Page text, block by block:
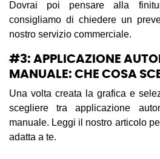
Dovrai poi pensare alla
consigliamo di chiedere un
nostro servizio commerciale.
#3: APPLICAZIONE
MANUALE: CHE COSA
Una volta creata la grafica e
scegliere tra applicazione
manuale. Leggi il nostro articolo
adatta a te.